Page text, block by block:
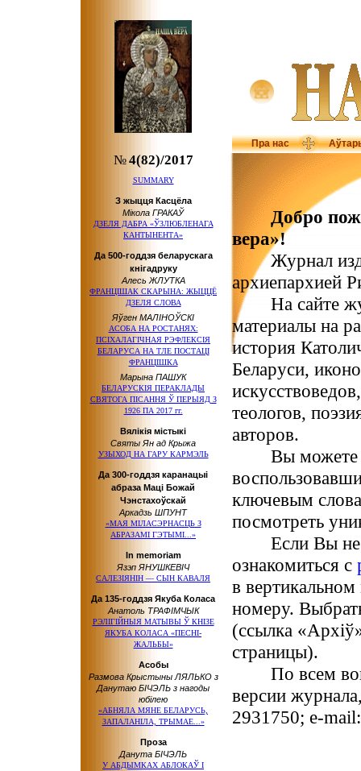
Пра нас
№4(82)/2017
SUMMARY
З жыцця Касцёла
Мікола ГРАКАЎ
ДЗЕЛЯ ДАБРА «ЎЗЛЮБЛЕНАГА
КАНТЫНЕНТА»
Да 500-годдзя беларускага
кнігадруку
Алесь ЖЛУТКА
ФРАНЦІШАК СКАРЫНА: ЖЫЦЦЁ
ДЗЕЛЯ СЛОВА
Яўген МАЛІНОЎСКІ
АСОБА НА РОСТАНЯХ:
ПСІХАЛАГІЧНАЯ РЭФЛЕКСІЯ
БЕЛАРУСА НА ТЛЕ ПОСТАЦІ
ФРАНЦІШКА
Марына ПАШУК
БЕЛАРУСКІЯ ПЕРАКЛАДЫ
СВЯТОГА ПІСАННЯ Ў ПЕРЫЯД З
1926 ПА 2017 гг.
Вялікія містыкі
Святы Ян ад Крыжа
УЗЫХОД НА ГАРУ КАРМЭЛЬ
Да 300-годдзя каранацыі
абраза Маці Божай
Чэнстахоўскай
Аркадзь ШПУНТ
«МАЯ МІЛАСЭРНАСЦЬ З
АБРАЗАМІ ГЭТЫМІ...»
In memoriam
Язэп ЯНУШКЕВІЧ
САЛЕЗІЯНІН — СЫН КАВАЛЯ
Да 135-годдзя Якуба Коласа
Анатоль ТРАФІМЧЫК
РЭЛІГІЙНЫЯ МАТЫВЫ Ў КНІЗЕ
ЯКУБА КОЛАСА «ПЕСНІ-
ЖАЛЬБЫ»
Асобы
Размова Крыстыны ЛЯЛЬКО з
Данутаю БІЧЭЛЬ з нагоды
юбілею
«АБНЯЛА МЯНЕ БЕЛАРУСЬ,
ЗАПАЛАНІЛА, ТРЫМАЕ...»
Проза
Данута БІЧЭЛЬ
У АБДЫМКАХ АБЛОКАЎ І
Добро
вера»!
Журнал
архиепархией
На сайте
материалы на
история
Беларуси,
теологов,
авторов.
Вы можете
ключевым
посмотреть
Если Вы не
ознакомиться с
в
номеру.
(ссылка
страницы).
По всем
версии
2931750; e-